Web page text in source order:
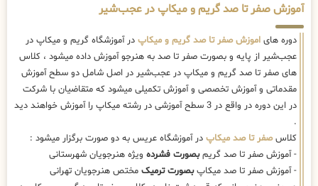
آموزش صفر تا صد گریم و میکاپ در عجب‌شیر
دوره های اموزش صفر تا صد گریم و میکاپ در آموزشگاه گریم و میکاپ در
عجب‌شیر از پایه و بصورت صفر تا صد به هنرجو آموزش داده میشود ، کلاس
های صفر تا صد گریم و میکاپ در عجب‌شیر در اصل شامل دو سطح آموزش
مقدماتی و آموزش تخصصی و آموزش تکمیلی میشود که متقاضیان با شرکت
در این دوره در واقع در 3 سطح آموزشی در رشته میکاپ را آموزش خواهند دید
.
کلاسصفر تا صد میکاپ در آموزشگاه عریس به دو صورت برگزار میشود :
- آموزش صفر تا صد گریمبصورت فشرده ویژه هنرجویان شهرستانی
- آموزش صفر تا صد میکاپبصورت ترمیک مختص هنرجویان تهرانی